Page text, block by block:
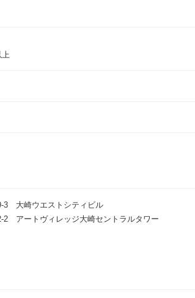
上
3 大崎ウエストシティビル
2 アートヴィレッジ大崎セントラルタワー